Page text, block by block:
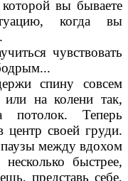
вы бываете
когда вы
чувствовать
спину совсем
на колени так,
потолок. Теперь
своей груди.
между вдохом
быстрее,
представь себе,